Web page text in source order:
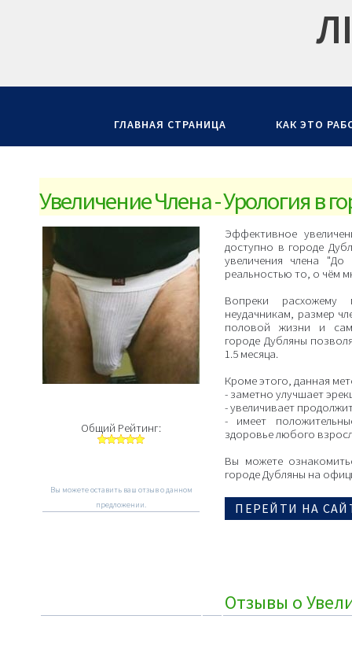
ГЛАВНАЯ СТРАНИЦА КАК ЭТО
Увеличение Члена - Урология в
Общий Рейтинг:
Вы можете оставить ваш отзыв о данном
предложении.
Эффективное
доступно в городе
увеличения члена
реальностью то, о чём
Вопреки
неудачникам, размер
половой жизни и
городе Дубляны
1.5 месяца.
Кроме этого, данная
- заметно улучшает
- увеличивает
- имеет
здоровье любого
Вы можете
городе Дубляны на
ПЕРЕЙТИ НА
Отзывы о